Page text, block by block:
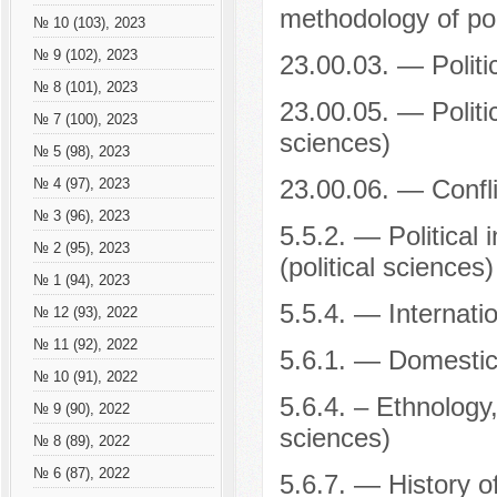
№ 10 (103), 2023
№ 9 (102), 2023
№ 8 (101), 2023
№ 7 (100), 2023
№ 5 (98), 2023
№ 4 (97), 2023
№ 3 (96), 2023
№ 2 (95), 2023
№ 1 (94), 2023
№ 12 (93), 2022
№ 11 (92), 2022
№ 10 (91), 2022
№ 9 (90), 2022
№ 8 (89), 2022
№ 6 (87), 2022
methodology of
23.00.03. —
23.00.05. —
sciences)
23.00.06. —
5.5.2. — Political
(political sciences)
5.5.4. —
5.6.1. —
5.6.4. –
sciences)
5.6.7. — History